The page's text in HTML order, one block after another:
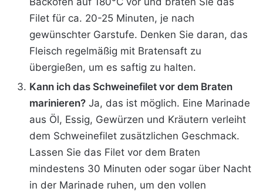
Filet für ca. 20-25 Minuten, je nach
gewünschter Garstufe. Denken Sie daran, das
Fleisch regelmäßig mit Bratensaft zu
übergießen, um es saftig zu halten.
Kann ich das Schweinefilet vor dem Braten
marinieren? Ja, das ist möglich. Eine Marinade
aus Öl, Essig, Gewürzen und Kräutern verleiht
dem Schweinefilet zusätzlichen Geschmack.
Lassen Sie das Filet vor dem Braten
mindestens 30 Minuten oder sogar über Nacht
in der Marinade ruhen, um den vollen